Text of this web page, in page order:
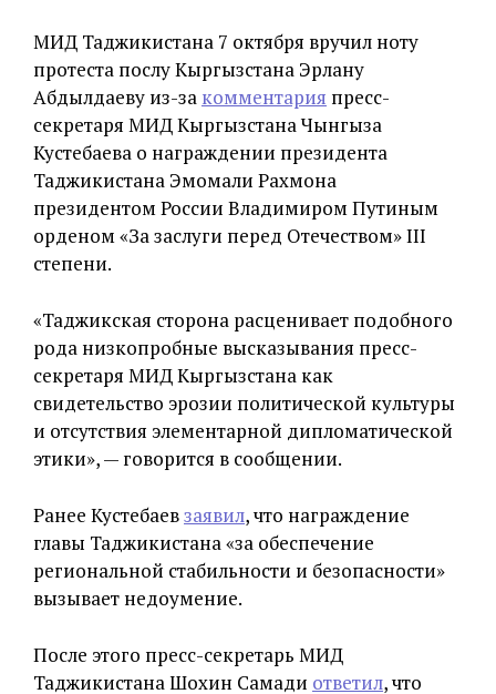
МИД Таджикистана 7 октября вручил ноту
протеста послу Кыргызстана Эрлану
Абдылдаеву из-за комментария пресс-
секретаря МИД Кыргызстана Чынгыза
Кустебаева о награждении президента
Таджикистана Эмомали Рахмона
президентом России Владимиром Путиным
орденом «За заслуги перед Отечеством» III
степени.
«Таджикская сторона расценивает подобного
рода низкопробные высказывания пресс-
секретаря МИД Кыргызстана как
свидетельство эрозии политической культуры
и отсутствия элементарной дипломатической
этики», — говорится в сообщении.
Ранее Кустебаевзаявил, что награждение
главы Таджикистана «за обеспечение
региональной стабильности и безопасности»
вызывает недоумение.
После этого пресс-секретарь МИД
Таджикистана Шохин Самади ответил, что